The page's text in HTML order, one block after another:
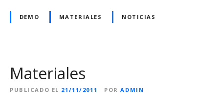
DEMO MATERIALES NOTICIAS
Materiales
PUBLICADO EL 21/11/2011 POR ADMIN